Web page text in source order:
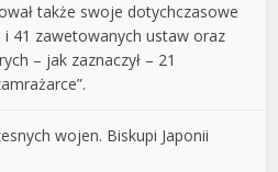
także swoje dotychczasowe
i 41 zawetowanych ustaw oraz
– jak zaznaczył – 21
wojen. Biskupi Japonii